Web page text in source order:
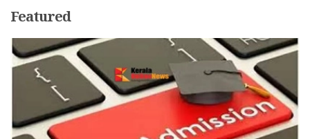
Featured